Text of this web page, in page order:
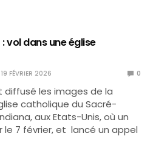
vol dans une église
19 FÉVRIER 2026 0
diffusé les images de la
catholique du Sacré-
aux Etats-Unis, où un
le 7 février, et lancé un appel